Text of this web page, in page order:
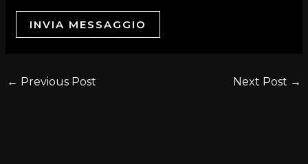
INVIA MESSAGGIO
← Previous Post Next Post →